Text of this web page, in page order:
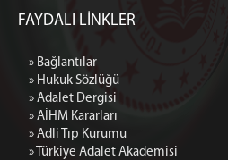
FAYDALI LİNKLER
» Bağlantılar
» Hukuk Sözlüğü
» Adalet Dergisi
» AİHM Kararları
» Adli Tıp Kurumu
» Türkiye Adalet Akademisi